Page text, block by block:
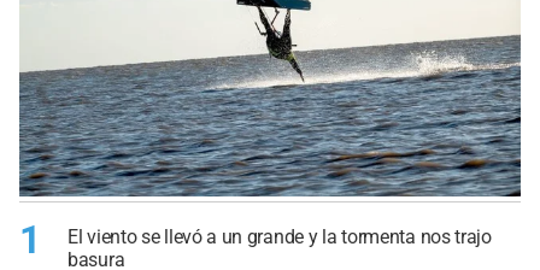
1
El viento se llevó a un grande y la tormenta nos trajo
basura